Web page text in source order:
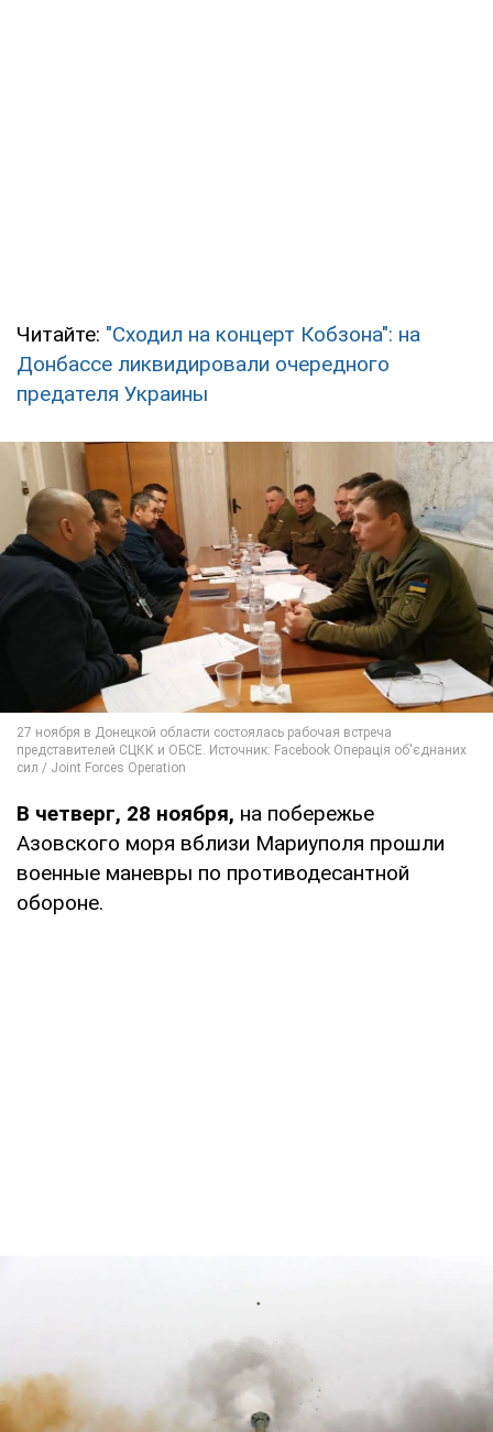
Читайте: "Сходил на концерт Кобзона": на
Донбассе ликвидировали очередного
предателя Украины
В четверг, 28 ноября, на побережье
Азовского моря вблизи Мариуполя прошли
военные маневры по противодесантной
обороне.